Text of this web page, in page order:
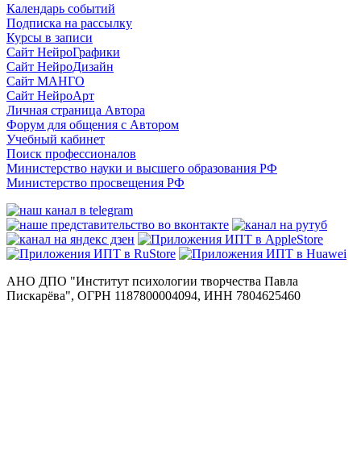
Календарь событий
Подписка на рассылку
Курсы в записи
Сайт НейроГрафики
Сайт НейроДизайн
Сайт МАНГО
Сайт НейроАрт
Личная страница Автора
Форум для общения с Автором
Учебный кабинет
Поиск профессионалов
Министерство науки и высшего образования РФ
Министерство просвещения РФ
АНО ДПО "Институт психологии творчества Павла
Пискарёва", ОГРН 1187800004094, ИНН 7804625460